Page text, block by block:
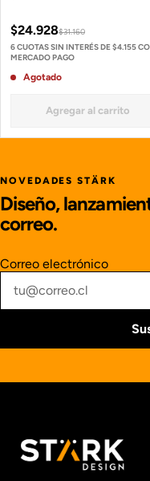
$24.928$31.160
6 CUOTAS SIN INTERÉS DE $4.155
MERCADO PAGO
Agotado
Agregar al carrito
NOVEDADES STÄRK
Diseño,
correo.
Correo electrónico